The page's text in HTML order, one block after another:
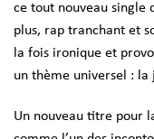
ce tout nouveau single
plus, rap tranchant et
la fois ironique et
un thème universel : la
Un nouveau titre pour